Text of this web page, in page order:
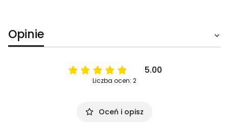
Opinie
5.00
Liczba ocen: 2
Oceń i opisz